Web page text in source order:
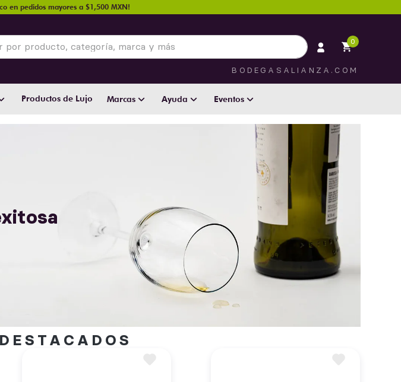
en pedidos mayores a $1,500 MXN!
categoría, marca y más 0
BODEGASALIANZA.COM
Productos de Lujo Marcas Ayuda Eventos